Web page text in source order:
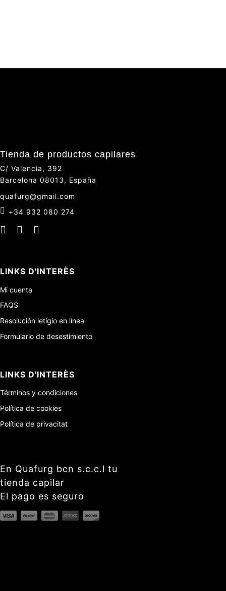
Tienda de productos capilares
C/ Valencia, 392
Barcelona 08013, España
quafurg@gmail.com
+34 932 080 274
LINKS D'INTERÈS
Mi cuenta
FAQS
Resolución letigio en línea
Formulario de desestimiento
LINKS D'INTERÈS
Términos y condiciones
Política de cookies
Política de privacitat
En Quafurg bcn s.c.c.l tu
tienda capilar
El pago es seguro